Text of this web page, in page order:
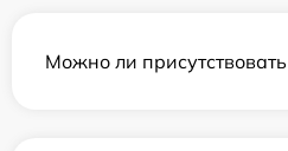
Можно ли